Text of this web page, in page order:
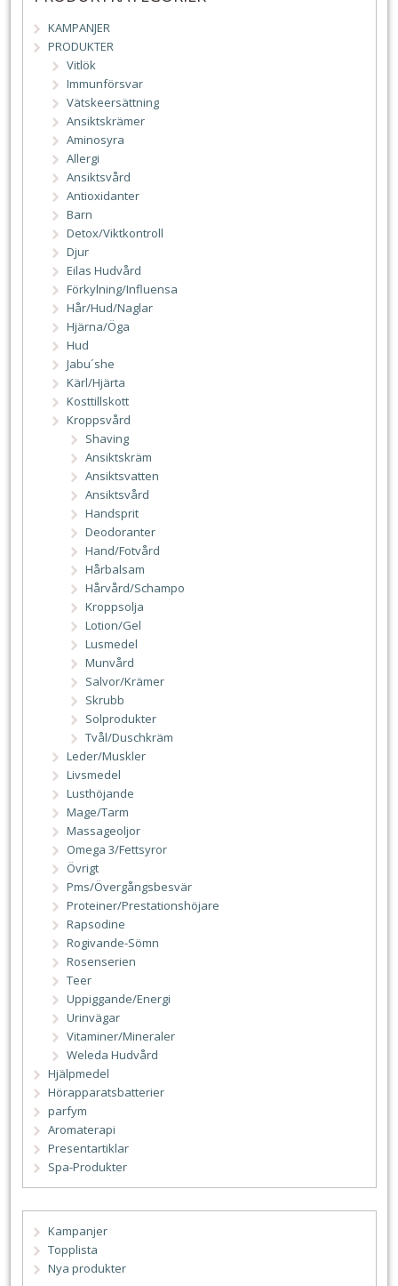
KAMPANJER
PRODUKTER
Vitlök
Immunförsvar
Vätskeersättning
Ansiktskrämer
Aminosyra
Allergi
Ansiktsvård
Antioxidanter
Barn
Detox/Viktkontroll
Djur
Eilas Hudvård
Förkylning/Influensa
Hår/Hud/Naglar
Hjärna/Öga
Hud
Jabu´she
Kärl/Hjärta
Kosttillskott
Kroppsvård
Shaving
Ansiktskräm
Ansiktsvatten
Ansiktsvård
Handsprit
Deodoranter
Hand/Fotvård
Hårbalsam
Hårvård/Schampo
Kroppsolja
Lotion/Gel
Lusmedel
Munvård
Salvor/Krämer
Skrubb
Solprodukter
Tvål/Duschkräm
Leder/Muskler
Livsmedel
Lusthöjande
Mage/Tarm
Massageoljor
Omega 3/Fettsyror
Övrigt
Pms/Övergångsbesvär
Proteiner/Prestationshöjare
Rapsodine
Rogivande-Sömn
Rosenserien
Teer
Uppiggande/Energi
Urinvägar
Vitaminer/Mineraler
Weleda Hudvård
Hjälpmedel
Hörapparatsbatterier
parfym
Aromaterapi
Presentartiklar
Spa-Produkter
Kampanjer
Topplista
Nya produkter